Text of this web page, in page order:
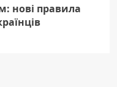
нові правила